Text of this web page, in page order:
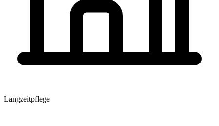
Langzeitpflege